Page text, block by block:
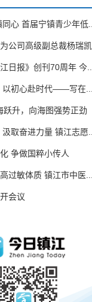
心 首届宁镇青少年低...
公司高级副总裁杨瑞凯
日报》创刊70周年 今...
以初心赴时代——写在...
跃升，向海图强势正劲
取奋进力量 镇江志愿...
争做国粹小传人
过敏体质 镇江市中医...
会议